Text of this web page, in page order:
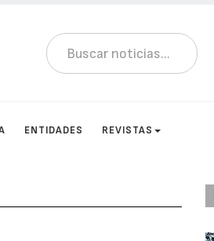
ENTIDADES REVISTAS